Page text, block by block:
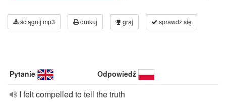
ściągnij mp3 drukuj graj sprawdź się
Pytanie Odpowiedź
I felt compelled to tell the truth